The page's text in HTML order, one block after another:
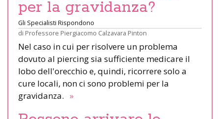
per la gravidanza?
Gli Specialisti Rispondono
di Professore Piergiacomo Calzavara Pinton
Nel caso in cui per risolvere un problema
dovuto al piercing sia sufficiente medicare il
lobo dell'orecchio e, quindi, ricorrere solo a
cure locali, non ci sono problemi per la
gravidanza. »